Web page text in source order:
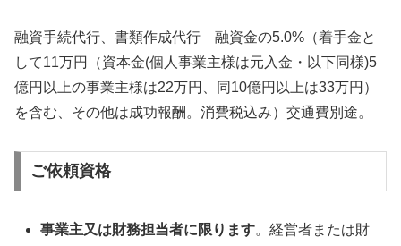
融資手続代行、書類作成代行 融資金の5.0%（着手金と
して11万円（資本金(個人事業主様は元入金・以下同様)5
億円以上の事業主様は22万円、同10億円以上は33万円）
を含む、その他は成功報酬。消費税込み）交通費別途。
ご依頼資格
事業主又は財務担当者に限ります。経営者または財